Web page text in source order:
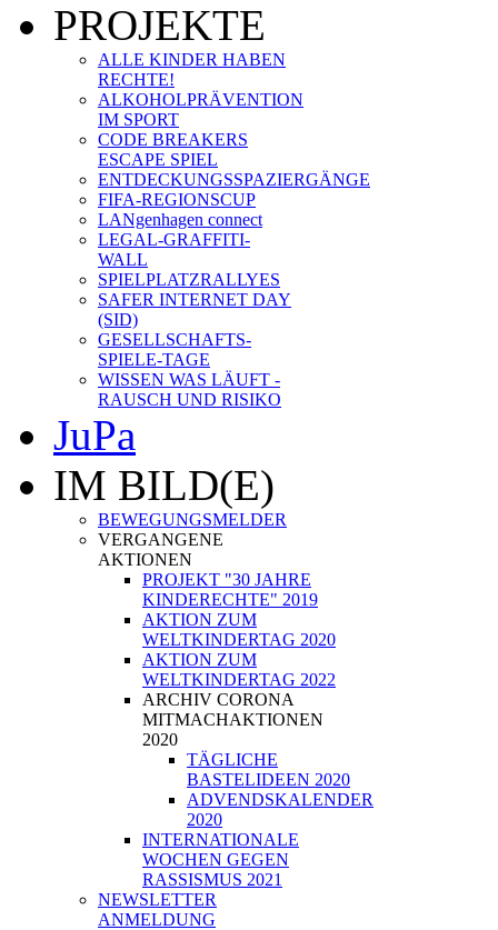
PROJEKTE
ALLE KINDER HABEN
RECHTE!
ALKOHOLPRÄVENTION
IM SPORT
CODE BREAKERS
ESCAPE SPIEL
ENTDECKUNGSSPAZIERGÄNGE
FIFA-REGIONSCUP
LANgenhagen connect
LEGAL-GRAFFITI-
WALL
SPIELPLATZRALLYES
SAFER INTERNET DAY
(SID)
GESELLSCHAFTS-
SPIELE-TAGE
WISSEN WAS LÄUFT -
RAUSCH UND RISIKO
JuPa
IM BILD(E)
BEWEGUNGSMELDER
VERGANGENE
AKTIONEN
PROJEKT "30 JAHRE
KINDERECHTE" 2019
AKTION ZUM
WELTKINDERTAG 2020
AKTION ZUM
WELTKINDERTAG 2022
ARCHIV CORONA
MITMACHAKTIONEN
2020
TÄGLICHE
BASTELIDEEN 2020
ADVENDSKALENDER
2020
INTERNATIONALE
WOCHEN GEGEN
RASSISMUS 2021
NEWSLETTER
ANMELDUNG